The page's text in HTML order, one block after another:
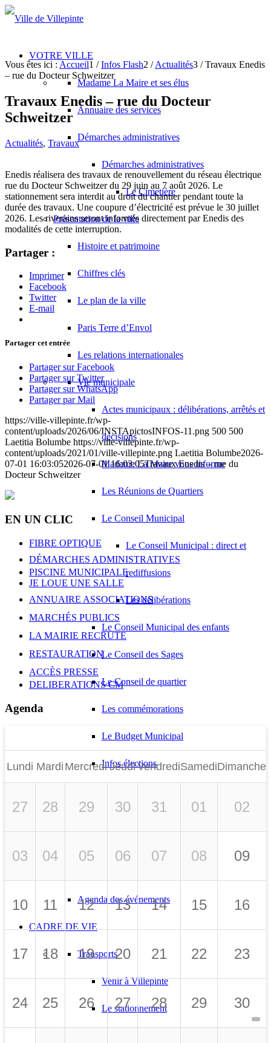
VOTRE VILLE
Madame La Maire et ses élus
Annuaire des services
Démarches administratives
Démarches administratives
Le Cimetière
Présentation de la ville
Histoire et patrimoine
Chiffres clés
Le plan de la ville
Paris Terre d’Envol
Les relations internationales
Vie municipale
Actes municipaux : délibérations, arrêtés et
décisions
Madame La Maire vous informe
Les Réunions de Quartiers
Le Conseil Municipal
Le Conseil Municipal : direct et
rediffusions
Les délibérations
Le Conseil Municipal des enfants
Le Conseil des Sages
Le Conseil de quartier
Les commémorations
Le Budget Municipal
Infos élections
Agenda des événements
CADRE DE VIE
Transports
Venir à Villepinte
Le stationnement
Vous êtes ici : Accueil1 / Infos Flash2 / Actualités3 / Travaux Enedis
– rue du Docteur Schweitzer
Travaux Enedis – rue du Docteur
Schweitzer
Actualités, Travaux
Enedis réalisera des travaux de renouvellement du réseau électrique
rue du Docteur Schweitzer du 29 juin au 7 août 2026. Le
stationnement sera interdit au droit du chantier pendant toute la
durée des travaux. Une coupure d’électricité est prévue le 30 juillet
2026. Les riverains seront informés directement par Enedis des
modalités de cette interruption.
Partager :
Imprimer
Facebook
Twitter
E-mail
Partager cet entrée
Partager sur Facebook
Partager sur Twitter
Partager sur WhatsApp
Partager par Mail
https://ville-villepinte.fr/wp-
content/uploads/2026/06/INSTApictosINFOS-11.png 500 500
Laetitia Bolumbe https://ville-villepinte.fr/wp-
content/uploads/2021/01/ville-villepinte.png Laetitia Bolumbe2026-
07-01 16:03:052026-07-01 16:03:05Travaux Enedis – rue du
Docteur Schweitzer
EN UN CLIC
FIBRE OPTIQUE
DÉMARCHES ADMINISTRATIVES
PISCINE MUNICIPALE
JE LOUE UNE SALLE
ANNUAIRE ASSOCIATIONS
MARCHÉS PUBLICS
LA MAIRIE RECRUTE
RESTAURATION
ACCÈS PRESSE
DELIBERATIONS CM
Agenda
Lundi Mardi MercrediJeudiVendrediSamediDimanche
27 28 29 30 31 01 02
03 04 05 06 07 08 09
10 11 12 13 14 15 16
17 18 19 20 21 22 23
24 25 26 27 28 29 30